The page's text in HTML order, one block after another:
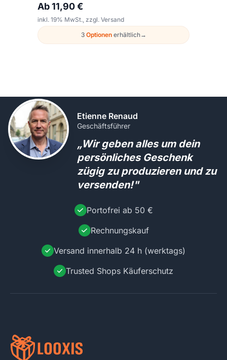
Ab 11,90 €
inkl. 19% MwSt., zzgl. Versand
3Optionen erhältlich→
Etienne Renaud
Geschäftsführer
„Wir geben alles um dein
persönliches Geschenk
zügig zu produzieren und zu
versenden!"
Portofrei ab 50 €
Rechnungskauf
Versand innerhalb 24 h (werktags)
Trusted Shops Käuferschutz